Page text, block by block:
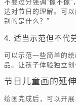
不要过分强调”像不像
达对节日的理解。可
别的是什么？”
4. 适当示范但不代
可以示范一些简单的
品。让孩子体验独立创
节日儿童画的延
绘画完成后，可以开展